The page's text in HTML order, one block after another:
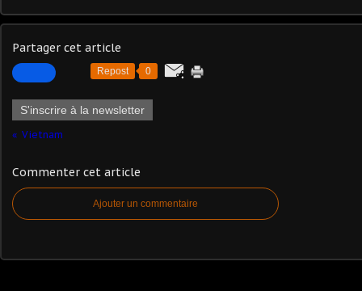
Partager cet article
Repost 0
S'inscrire à la newsletter
Vietnam
Commenter cet article
Ajouter un commentaire